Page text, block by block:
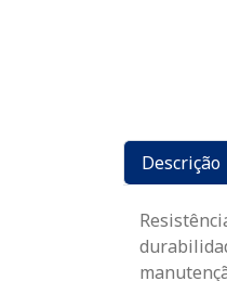
Descrição